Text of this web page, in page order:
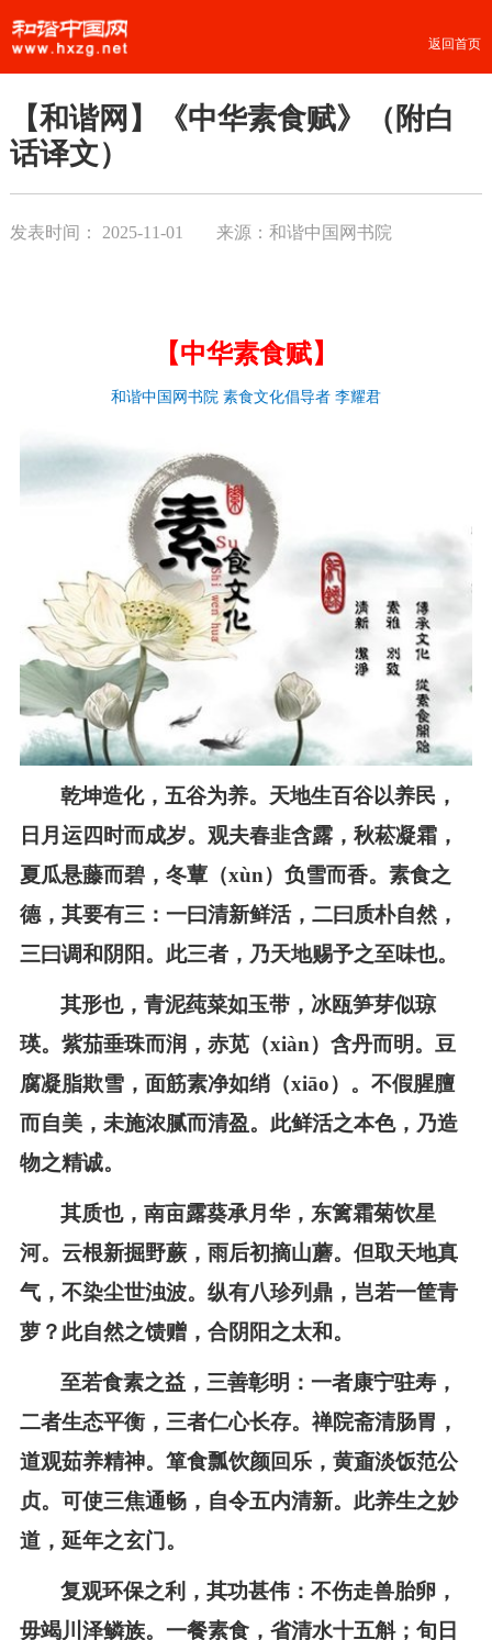
返回首页
【和谐网】《中华素食赋》（附白
话译文）
发表时间： 2025-11-01 来源：和谐中国网书院
【中华素食赋】
和谐中国网书院 素食文化倡导者 李耀君
乾坤造化，五谷为养。天地生百谷以养民，
日月运四时而成岁。观夫春韭含露，秋菘凝霜，
夏瓜悬藤而碧，冬蕈（xùn）负雪而香。素食之
德，其要有三：一曰清新鲜活，二曰质朴自然，
三曰调和阴阳。此三者，乃天地赐予之至味也。
其形也，青泥莼菜如玉带，冰瓯笋芽似琼
瑛。紫茄垂珠而润，赤苋（xiàn） 含丹而明。豆
腐凝脂欺雪，面筋素净如绡（xiāo）
。不假腥膻
而自美，未施浓腻而清盈。此鲜活之本色，乃造
物之精诚。
其质也，南亩露葵承月华，东篱霜菊饮星
河。云根新掘野蕨，雨后初摘山蘑。但取天地真
气，不染尘世浊波。纵有八珍列鼎，岂若一筐青
萝？此自然之馈赠，合阴阳之太和。
至若食素之益，三善彰明：一者康宁驻寿，
二者生态平衡，三者仁心长存。禅院斋清肠胃，
道观茹养精神。箪食瓢饮颜回乐，黄齑淡饭范公
贞。可使三焦通畅，自令五内清新。此养生之妙
道，延年之玄门。
复观环保之利，其功甚伟：不伤走兽胎卵，
毋竭川泽鳞族。一餐素食，省清水十五斛；旬日